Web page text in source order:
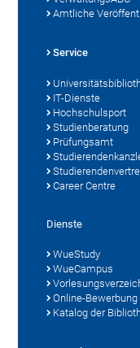
Amtliche
Service
IT-Dienste
Hochschulsport
Studienberatung
Prüfungsamt
Career Centre
Dienste
WueStudy
WueCampus
Online-
Katalog der